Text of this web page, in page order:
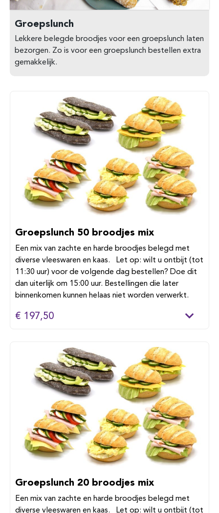
Groepslunch
Lekkere belegde broodjes voor een groepslunch laten
bezorgen. Zo is voor een groepslunch bestellen extra
gemakkelijk.
Groepslunch 50 broodjes mix
Een mix van zachte en harde broodjes belegd met
diverse vleeswaren en kaas. Let op: wilt u ontbijt (tot
11:30 uur) voor de volgende dag bestellen? Doe dit
dan uiterlijk om 15:00 uur. Bestellingen die later
binnenkomen kunnen helaas niet worden verwerkt.
€ 197,50
Groepslunch 20 broodjes mix
Een mix van zachte en harde broodjes belegd met
diverse vleeswaren en kaas. Let op: wilt u ontbijt (tot